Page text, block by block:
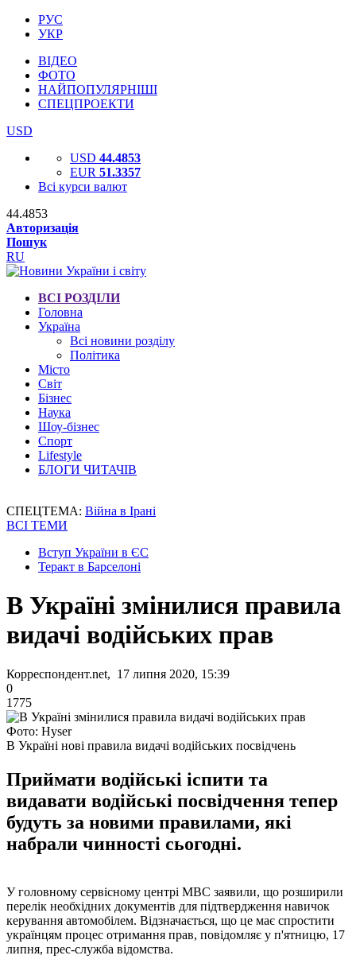
РУС
УКР
ВІДЕО
ФОТО
НАЙПОПУЛЯРНІШІ
СПЕЦПРОЕКТИ
USD
USD 44.4853
EUR 51.3357
Всі курси валют
44.4853
Авторизація
Пошук
RU
ВСІ РОЗДІЛИ
Головна
Україна
Всі новини розділу
Політика
Місто
Світ
Бізнес
Наука
Шоу-бізнес
Спорт
Lifestyle
БЛОГИ ЧИТАЧІВ
СПЕЦТЕМА: Війна в Ірані
ВСІ ТЕМИ
Вступ України в ЄС
Теракт в Барселоні
В Україні змінилися правила
видачі водійських прав
Корреспондент.net, 17 липня 2020, 15:39
0
1775
Фото: Hyser
В Україні нові правила видачі водійських посвідчень
Приймати водійські іспити та
видавати водійські посвідчення тепер
будуть за новими правилами, які
набрали чинності сьогодні.
У головному сервісному центрі МВС заявили, що розширили
перелік необхідних документів для підтвердження навичок
керування автомобілем. Відзначається, що це має спростити
українцям процес отримання прав, повідомляє у п'ятницю, 17
липня, прес-служба відомства.